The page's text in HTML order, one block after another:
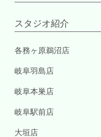
スタジオ紹介
各務ヶ原鵜沼店
岐阜羽島店
岐阜本巣店
岐阜駅前店
大垣店